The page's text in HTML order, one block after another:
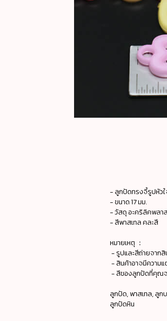
- ลูกปัดทรงจี้รูปหัว
- ขนาด 17 มม.
- วัสดุ อะคริลิคพลา
- สีพาสเทล คละสี
หมายเหตุ ：
- รูปและสีถ่ายจาก
- สินค้าอาจมีความ
- สีของลูกปัดที่คุณจ
ลูกปัด, พาสเทล, ลูก
ลูกปัดหิน